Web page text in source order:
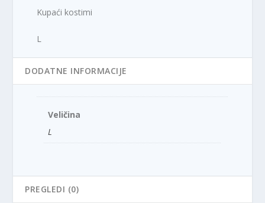
Kupaći kostimi
L
DODATNE INFORMACIJE
Veličina
L
PREGLEDI (0)